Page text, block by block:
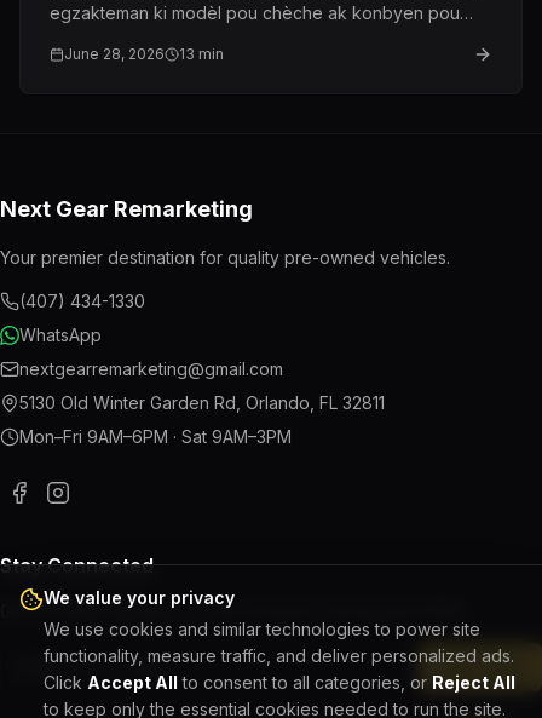
egzakteman ki modèl pou chèche ak konbyen pou
June 28, 2026 13 min
Next Gear Remarketing
Your premier destination for quality pre-owned vehicles.
(407) 434-1330
WhatsApp
nextgearremarketing@gmail.com
5130 Old Winter Garden Rd Orlando FL 32811
Mon–Fri 9AM–6PM · Sat 9AM–3PM
Stay Connected
Get the latest updates on new inventory and special offers.
Subscribe
We value your privacy
We use cookies and similar technologies to power site
functionality, measure traffic, and deliver personalized ads.
Click Accept All to consent to all categories, or Reject All
to keep only the essential cookies needed to run the site.